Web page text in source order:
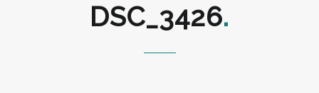
DSC_3426